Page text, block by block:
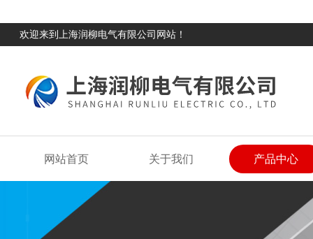
欢迎来到上海润柳电气有限公司网站！
网站首页 关于我们 产品中心